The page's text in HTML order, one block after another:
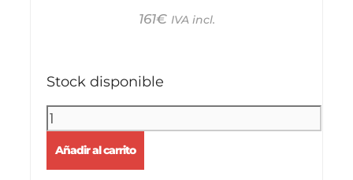
161€ IVA incl.
Stock disponible
Añadir al carrito